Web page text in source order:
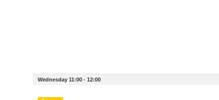
Wednesday 11:00 - 12:00